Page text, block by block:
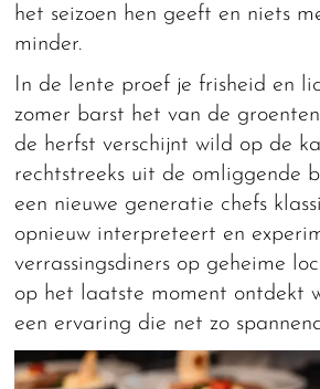
het seizoen hen geeft en niets
minder.
In de lente proef je frisheid en
zomer barst het van de
de herfst verschijnt wild op de
rechtstreeks uit de omliggende
een nieuwe generatie chefs
opnieuw interpreteert en
verrassingsdiners op geheime
op het laatste moment ontdekt
een ervaring die net zo